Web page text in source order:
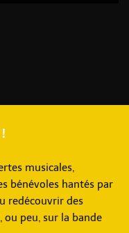
musicales,
bénévoles hantés par
redécouvrir des
ou peu, sur la bande